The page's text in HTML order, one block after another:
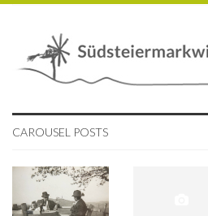
CAROUSEL POSTS